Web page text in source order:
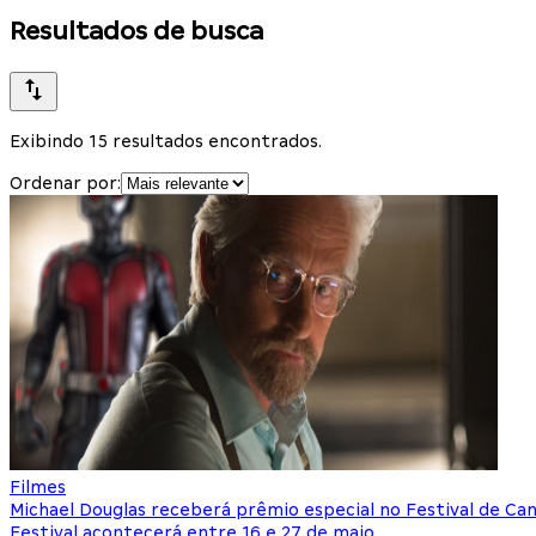
Resultados de busca
Exibindo 15 resultados encontrados.
Ordenar por:
Filmes
Michael Douglas receberá prêmio especial no Festival de